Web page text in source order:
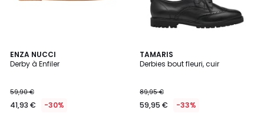
ENZA NUCCI
Derby à Enfiler
59,90 €
41,93 € -30%
TAMARIS
Derbies bout fleuri, cuir
89,95 €
59,95 € -33%
4,4
/ 5